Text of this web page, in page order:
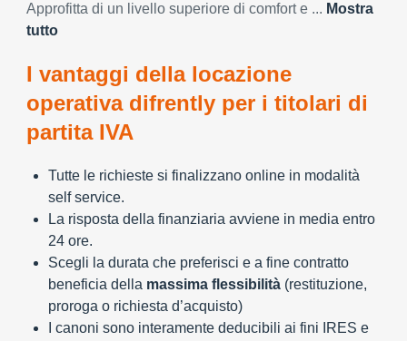
Approfitta di un livello superiore di comfort e ... Mostra
tutto
I vantaggi della locazione
operativa difrently per i titolari di
partita IVA
Tutte le richieste si finalizzano online in modalità
self service.
La risposta della finanziaria avviene in media entro
24 ore.
Scegli la durata che preferisci e a fine contratto
beneficia della massima flessibilità (restituzione,
proroga o richiesta d’acquisto)
I canoni sono interamente deducibili ai fini IRES e